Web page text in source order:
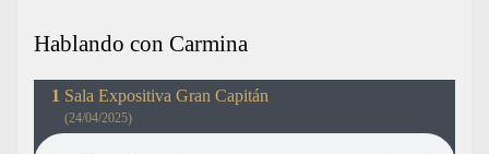
Hablando con Carmina
Sala Expositiva Gran Capitán
(24/04/2025)